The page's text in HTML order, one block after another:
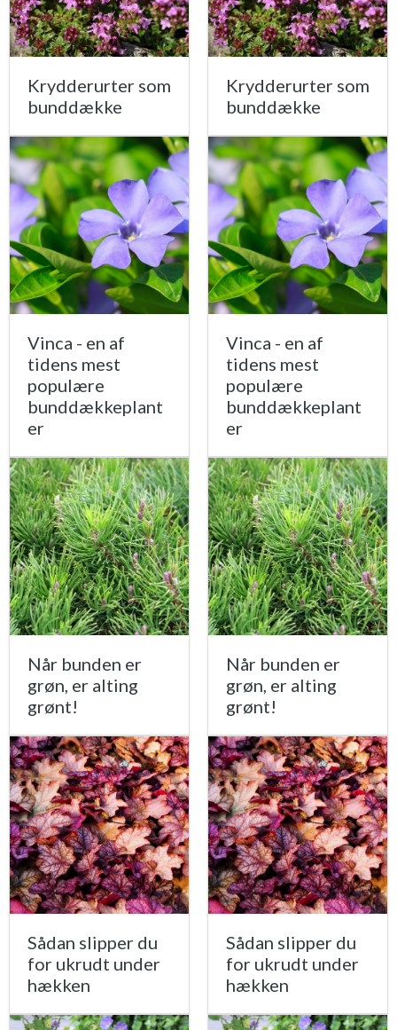
Krydderurter som
bunddække
Krydderurter som
bunddække
Vinca - en af
tidens mest
populære
bunddækkeplant
er
Vinca - en af
tidens mest
populære
bunddækkeplant
er
Når bunden er
grøn, er alting
grønt!
Når bunden er
grøn, er alting
grønt!
Sådan slipper du
for ukrudt under
hækken
Sådan slipper du
for ukrudt under
hækken